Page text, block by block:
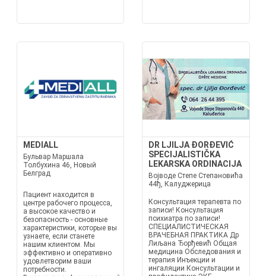
MEDIALL
Бульвар Маршала
Толбухина 46, Новый
Белград
Пациент находится в
центре рабочего процесса,
а высокое качество и
безопасность - основные
характеристики, которые вы
узнаете, если станете
нашим клиентом. Мы
эффективно и оперативно
удовлетворим ваши
потребности.
DR LJILJA ĐORĐEVIĆ
SPECIJALISTIČKA
LEKARSKA ORDINACIJA
Војводе Степе Степановића
44ђ, Калуджерица
Консультация терапевта по
записи! Консультация
психиатра по записи!
СПЕЦИАЛИСТИЧЕСКАЯ
ВРАЧЕБНАЯ ПРАКТИКА Др
Лиљана Ђорђевић Общая
медицина Обследования и
терапия Инъекции и
ингаляции Консультации и